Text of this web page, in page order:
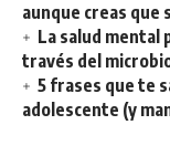
aunque creas que
La salud
través del
5 frases que te
adolescente (y